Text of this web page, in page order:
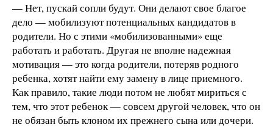
— Нет, пускай сопли будут. Они делают свое благое
дело — мобилизуют потенциальных кандидатов в
родители. Но с этими «мобилизованными» еще
работать и работать. Другая не вполне надежная
мотивация — это когда родители, потеряв родного
ребенка, хотят найти ему замену в лице приемного.
Как правило, такие люди потом не любят мириться с
тем, что этот ребенок — совсем другой человек, что он
не обязан быть клоном их прежнего сына или дочери.